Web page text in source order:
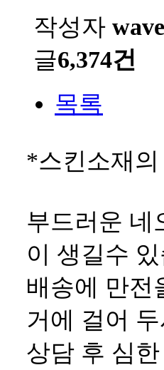
작성자 wave
글6,374건
목록
*스킨소재
부드러운 네
이 생길수
배송에 만전
거에 걸어
상담 후 심